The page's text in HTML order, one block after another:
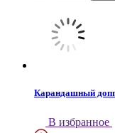
Карандашный
В избранное